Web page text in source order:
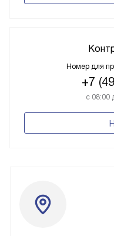
Номер для
+7
с 08:00